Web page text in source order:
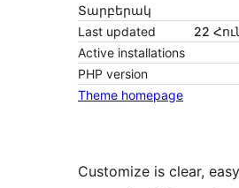
Տարբերակ
Last updated
22
Active installations
PHP version
Theme homepage
Customize is clear,